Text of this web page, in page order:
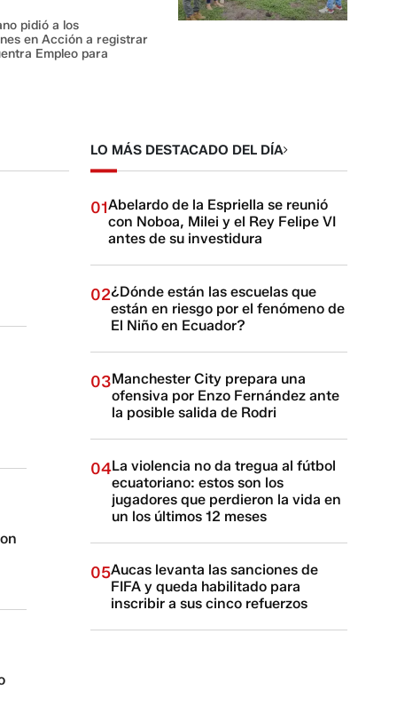
pidió a los
en Acción a registrar
Empleo para
LO MÁS DESTACADO DEL DÍA
01Abelardo de la Espriella se reunió
con Noboa, Milei y el Rey Felipe VI
antes de su investidura
02¿Dónde están las escuelas que
están en riesgo por el fenómeno de
El Niño en Ecuador?
03Manchester City prepara una
ofensiva por Enzo Fernández ante
la posible salida de Rodri
04La violencia no da tregua al fútbol
ecuatoriano: estos son los
jugadores que perdieron la vida en
un los últimos 12 meses
05Aucas levanta las sanciones de
FIFA y queda habilitado para
inscribir a sus cinco refuerzos